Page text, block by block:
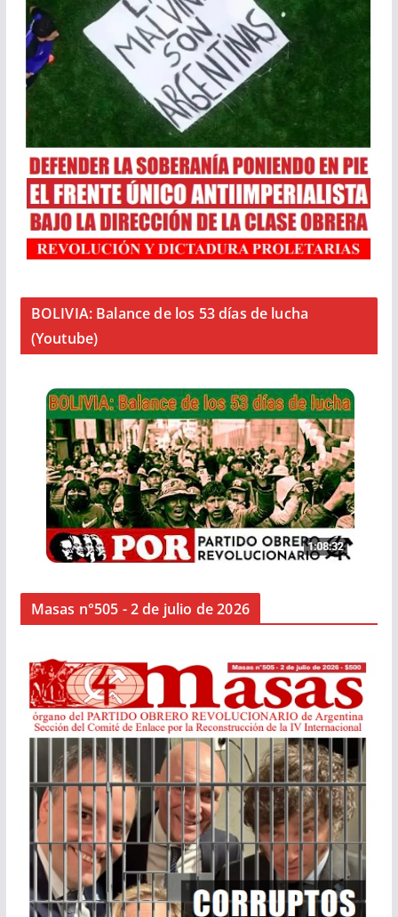
BOLIVIA: Balance de los 53 días de lucha
(Youtube)
Masas n°505 - 2 de julio de 2026